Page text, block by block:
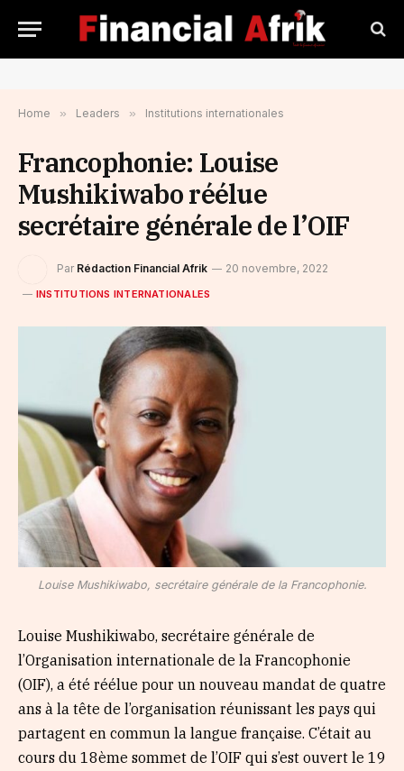
Home » Leaders » Institutions internationales
Francophonie: Louise
Mushikiwabo réélue
secrétaire générale de l’OIF
Par Rédaction Financial Afrik 20 novembre, 2022
INSTITUTIONS INTERNATIONALES
Louise Mushikiwabo, secrétaire générale de la Francophonie.
Louise Mushikiwabo, secrétaire générale de
l’Organisation internationale de la Francophonie
(OIF), a été réélue pour un nouveau mandat de quatre
ans à la tête de l’organisation réunissant les pays qui
partagent en commun la langue française. C’était au
cours du 18ème sommet de l’OIF qui s’est ouvert le 19